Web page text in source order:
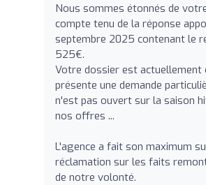
Nous sommes étonnés de
compte tenu de la réponse
septembre 2025 contenant le
525€.
Votre dossier est actuellement
présente une demande
n'est pas ouvert sur la saison
nos offres ...
L'agence a fait son maximum
réclamation sur les faits
de notre volonté.